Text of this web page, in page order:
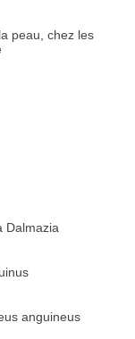
peau, chez les
Dalmazia
anguineus